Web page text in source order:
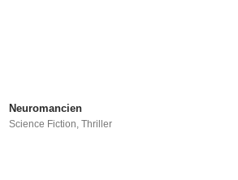
Neuromancien
Science Fiction ,Thriller